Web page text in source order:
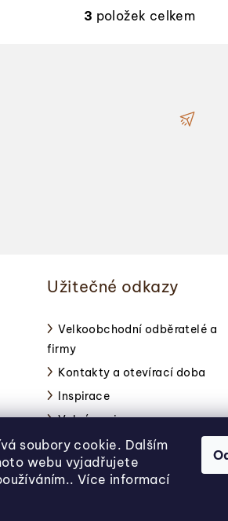
soubory cookie. Dalším
webu vyjadřujete
Více informací
O
y
ý
i
u
3 položek celkem
Užitečné odkazy
Velkoobchodní odběratelé a
firmy
Kontakty a otevírací doba
Inspirace
Volné pozice